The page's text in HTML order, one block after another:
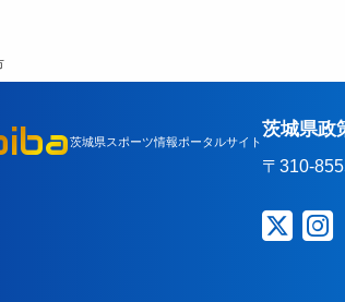
茨城県スポーツ情報ポータルサイト
茨城県政
〒310-